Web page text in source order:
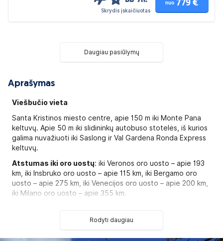
Skrydis įskaičiuotas
nuo 779 €
Daugiau pasiūlymų
Aprašymas
Viešbučio vieta
Santa Kristinos miesto centre, apie 150 m iki Monte Pana
keltuvų. Apie 50 m iki slidininkų autobuso stotelės, iš kurios
galima nuvažiuoti iki Saslong ir Val Gardena Ronda Express
keltuvų.
Atstumas iki oro uostų: iki Veronos oro uosto – apie 193
km, iki Insbruko oro uosto – apie 115 km, iki Bergamo oro
uosto – apie 275 km, iki Venecijos oro uosto – apie 200 km,
iki Milano oro uosto – apie 355 km.
Viešbutis pastatytas 1929 metais, paskutinį kartą
Rodyti daugiau